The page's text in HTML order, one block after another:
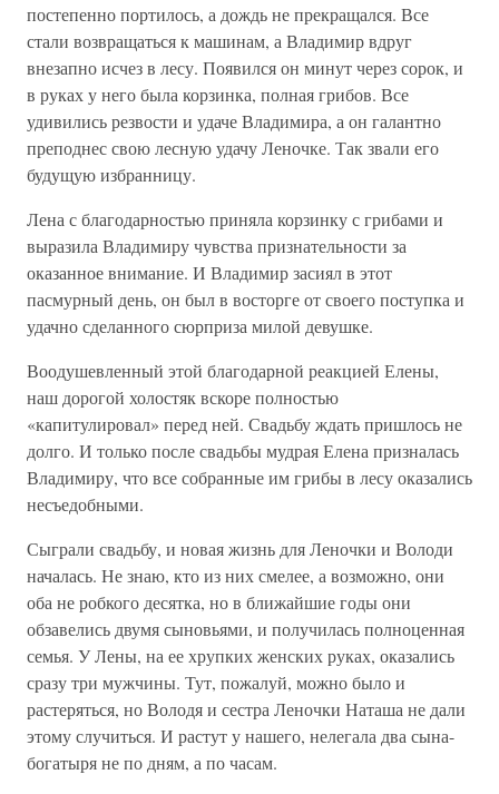
постепенно портилось, а дождь не прекращался. Все
стали возвращаться к машинам, а Владимир вдруг
внезапно исчез в лесу. Появился он минут через сорок, и
в руках у него была корзинка, полная грибов. Все
удивились резвости и удаче Владимира, а он галантно
преподнес свою лесную удачу Леночке. Так звали его
будущую избранницу.
Лена с благодарностью приняла корзинку с грибами и
выразила Владимиру чувства признательности за
оказанное внимание. И Владимир засиял в этот
пасмурный день, он был в восторге от своего поступка и
удачно сделанного сюрприза милой девушке.
Воодушевленный этой благодарной реакцией Елены,
наш дорогой холостяк вскоре полностью
«капитулировал» перед ней. Свадьбу ждать пришлось не
долго. И только после свадьбы мудрая Елена призналась
Владимиру, что все собранные им грибы в лесу оказались
несъедобными.
Сыграли свадьбу, и новая жизнь для Леночки и Володи
началась. Не знаю, кто из них смелее, а возможно, они
оба не робкого десятка, но в ближайшие годы они
обзавелись двумя сыновьями, и получилась полноценная
семья. У Лены, на ее хрупких женских руках, оказались
сразу три мужчины. Тут, пожалуй, можно было и
растеряться, но Володя и сестра Леночки Наташа не дали
этому случиться. И растут у нашего, нелегала два сына-
богатыря не по дням, а по часам.